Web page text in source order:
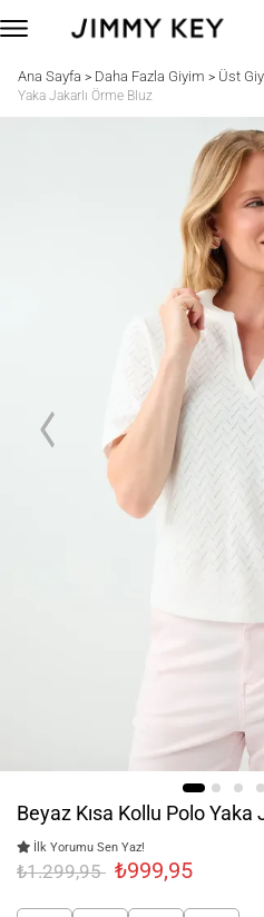
Ana Sayfa > Daha Fazla Giyim > Üst
Yaka Jakarlı Örme Bluz
Beyaz Kısa Kollu Polo Yaka
İlk Yorumu Sen Yaz!
₺1.299,95 ₺999,95